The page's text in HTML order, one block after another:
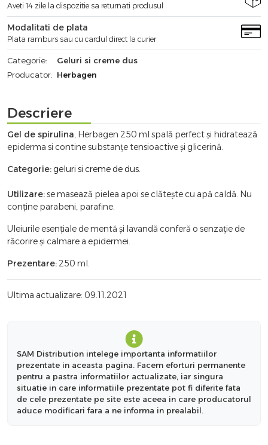
Aveti 14 zile la dispozitie sa returnati produsul
Modalitati de plata
Plata ramburs sau cu cardul direct la curier
Categorie:
Geluri si creme dus
Producator: Herbagen
Descriere
Gel de spirulina, Herbagen 250 ml spală perfect și hidratează
epiderma si contine substanțe tensioactive și glicerină.
Categorie: geluri si creme de dus.
Utilizare:se masează pielea apoi se clătește cu apă caldă. Nu
conține parabeni, parafine.
Uleiurile esențiale de mentă și lavandă conferă o senzație de
răcorire și calmare a epidermei.
Prezentare: 250 ml.
Ultima actualizare: 09.11.2021
SAM Distribution intelege importanta informatiilor
prezentate in aceasta pagina. Facem eforturi permanente
pentru a pastra informatiilor actualizate, iar singura
situatie in care informatiile prezentate pot fi diferite fata
de cele prezentate pe site este aceea in care producatorul
aduce modificari fara a ne informa in prealabil.